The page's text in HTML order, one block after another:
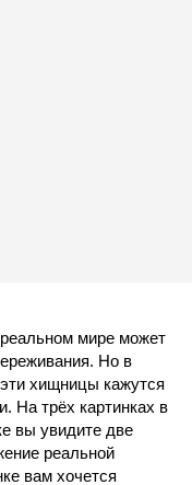
мире может
Но в
хищницы кажутся
На трёх картинках в
вы увидите две
реальной
вам хочется